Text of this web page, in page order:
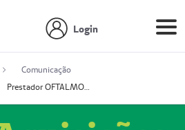
Login
Comunicação
Prestador OFTALMOCLÍNICA SÃO GONÇALO (55004164-2)